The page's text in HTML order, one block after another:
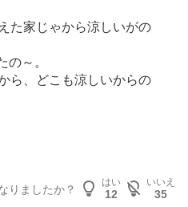
た家じゃから涼しいがの
の～。
ら、どこも涼しいからの
りましたか？
はい
12
いいえ
35